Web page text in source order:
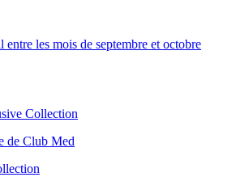
entre les mois de septembre et octobre
Collection
de Club Med